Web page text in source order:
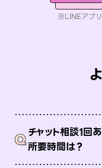
※LINEアプ
Qチャット相談1回
所要時間は？